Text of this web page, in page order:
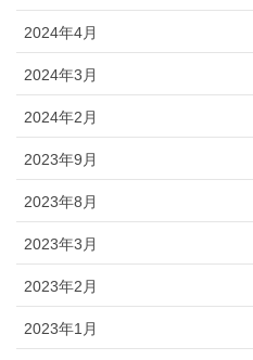
2024年4月
2024年3月
2024年2月
2023年9月
2023年8月
2023年3月
2023年2月
2023年1月